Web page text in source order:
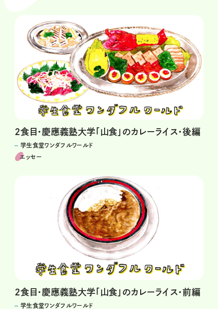
2食目・慶應義塾大学「山食」のカレーライス・後編
学生食堂ワンダフルワールド
エッセー
2食目・慶應義塾大学「山食」のカレーライス・前編
学生食堂ワンダフルワールド